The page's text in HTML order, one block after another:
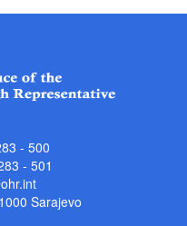
- 500
- 501
Sarajevo